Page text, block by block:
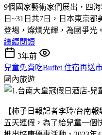
9個國家藝術家們展出，四
日~31日共7日，日本東京
登場，燦爛光輝，為國爭光。
繼續閱讀
3年前
兒童免費吃Buffet 住宿再送
國內旅遊
【柿子日報記者李玲/台南
五天連假，為了給兒童一個